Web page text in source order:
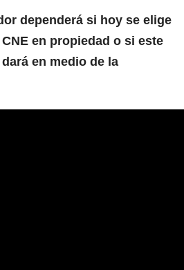
dependerá si hoy se elige
en propiedad o si este
en medio de la